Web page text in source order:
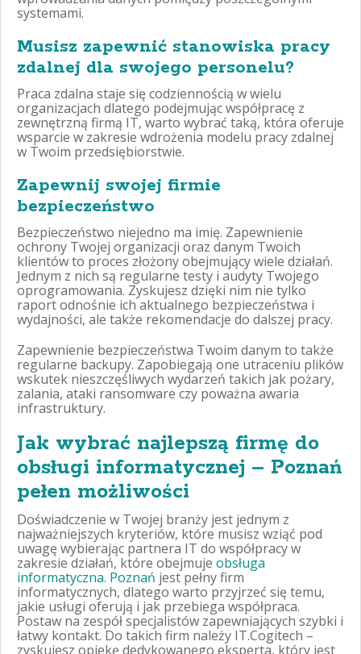
systemami.
Musisz zapewnić stanowiska pracy
zdalnej dla swojego personelu?
Praca zdalna staje się codziennością w wielu
organizacjach dlatego podejmując współpracę z
zewnętrzną firmą IT, warto wybrać taką, która oferuje
wsparcie w zakresie wdrożenia modelu pracy zdalnej
w Twoim przedsiębiorstwie.
Zapewnij swojej firmie
bezpieczeństwo
Bezpieczeństwo niejedno ma imię. Zapewnienie
ochrony Twojej organizacji oraz danym Twoich
klientów to proces złożony obejmujący wiele działań.
Jednym z nich są regularne testy i audyty Twojego
oprogramowania. Zyskujesz dzięki nim nie tylko
raport odnośnie ich aktualnego bezpieczeństwa i
wydajności, ale także rekomendacje do dalszej pracy.
Zapewnienie bezpieczeństwa Twoim danym to także
regularne backupy. Zapobiegają one utraceniu plików
wskutek nieszczęśliwych wydarzeń takich jak pożary,
zalania, ataki ransomware czy poważna awaria
infrastruktury.
Jak wybrać najlepszą firmę do
obsługi informatycznej – Poznań
pełen możliwości
Doświadczenie w Twojej branży jest jednym z
najważniejszych kryteriów, które musisz wziąć pod
uwagę wybierając partnera IT do współpracy w
zakresie działań, które obejmuje obsługa
informatyczna. Poznań jest pełny firm
informatycznych, dlatego warto przyjrzeć się temu,
jakie usługi oferują i jak przebiega współpraca.
Postaw na zespół specjalistów zapewniających szybki i
łatwy kontakt. Do takich firm należy IT.Cogitech –
zyskujesz opiekę dedykowanego eksperta, który jest